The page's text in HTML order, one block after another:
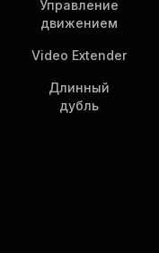
Управление
движением
Video Extender
Длинный
дубль